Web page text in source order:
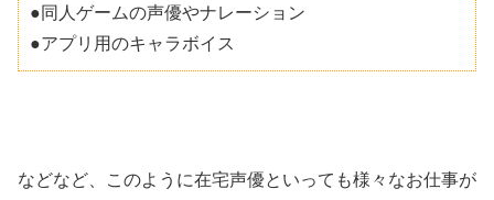
●同人ゲームの声優やナレーション
●アプリ用のキャラボイス
などなど、このように在宅声優といっても様々なお仕事が